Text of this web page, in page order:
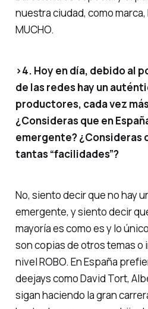
nuestra ciudad, como
MUCHO.
>4. Hoy en día, debido al
de las redes hay un
productores, cada vez
¿Consideras que en
emergente? ¿Consideras
tantas “facilidades”?
No, siento decir que no hay
emergente, y siento decir
mayoría es como es y lo
son copias de otros temas o
nivel ROBO. En España
deejays como David Tort,
sigan haciendo la gran